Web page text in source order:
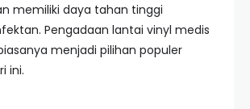
memiliki daya tahan tinggi
Pengadaan lantai vinyl medis
menjadi pilihan populer
ini.